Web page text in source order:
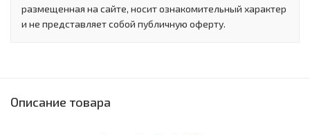
размещенная на сайте, носит ознакомительный характер
и не представляет собой публичную оферту.
Описание товара